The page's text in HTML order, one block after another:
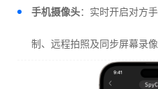
手机摄像头：实时开启对方
制、远程拍照及同步屏幕录